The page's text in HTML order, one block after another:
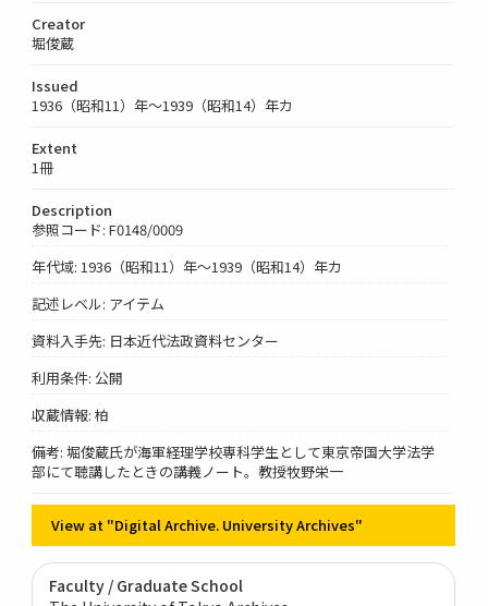
Creator
堀俊蔵
Issued
1936（昭和11）年～1939（昭和14）年カ
Extent
1冊
Description
参照コード: F0148/0009
年代域: 1936（昭和11）年～1939（昭和14）年カ
記述レベル: アイテム
資料入手先: 日本近代法政資料センター
利用条件: 公開
収蔵情報: 柏
備考: 堀俊蔵氏が海軍経理学校専科学生として東京帝国大学法学
部にて聴講したときの講義ノート。教授牧野栄一
View at "Digital Archive. University Archives"
Faculty / Graduate School